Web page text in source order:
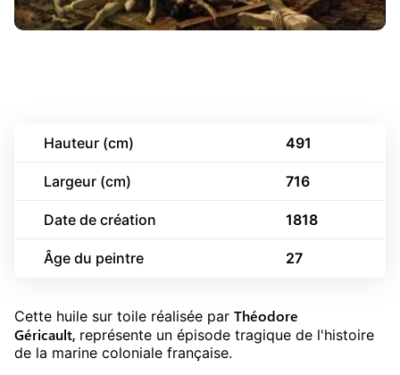
Hauteur (cm) 491
Largeur (cm) 716
Date de création 1818
Âge du peintre 27
Cette huile sur toile réalisée par Théodore
Géricault, représente un épisode tragique de l'histoire
de la marine coloniale française.